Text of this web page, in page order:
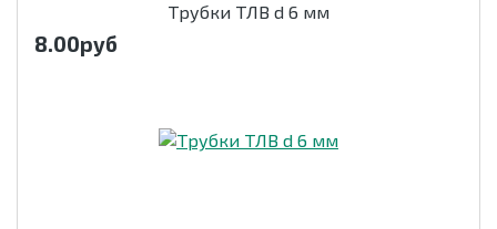
Трубки ТЛВ d 6 мм
8.00руб